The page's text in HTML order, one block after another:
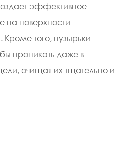
эффективное
поверхности
того, пузырьки
проникать даже в
очищая их тщательно и